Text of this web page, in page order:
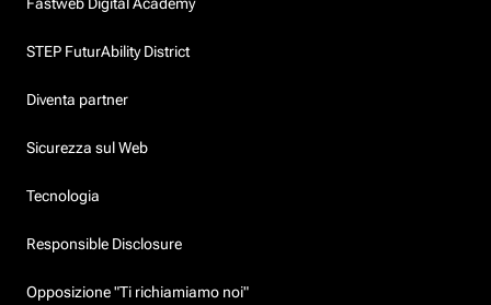
STEP FuturAbility District
Diventa partner
Sicurezza sul Web
Tecnologia
Responsible Disclosure
Opposizione "Ti richiamiamo noi"